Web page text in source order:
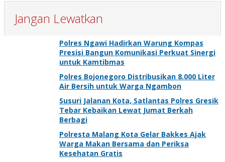
Jangan Lewatkan
Polres Ngawi Hadirkan Warung Kompas
Presisi Bangun Komunikasi Perkuat Sinergi
untuk Kamtibmas
Polres Bojonegoro Distribusikan 8.000 Liter
Air Bersih untuk Warga Ngambon
Susuri Jalanan Kota, Satlantas Polres Gresik
Tebar Kebaikan Lewat Jumat Berkah
Berbagi
Polresta Malang Kota Gelar Bakkes Ajak
Warga Makan Bersama dan Periksa
Kesehatan Gratis